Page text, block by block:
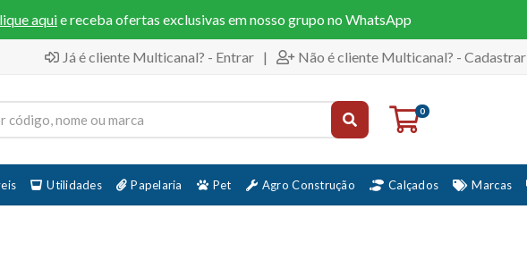
aquie receba ofertas exclusivas em nosso grupo no WhatsApp
Já é cliente Multicanal? - Entrar | Não é cliente Multicanal? - Cadastrar
0
Utilidades Papelaria Pet Agro Construção Calçados Marcas